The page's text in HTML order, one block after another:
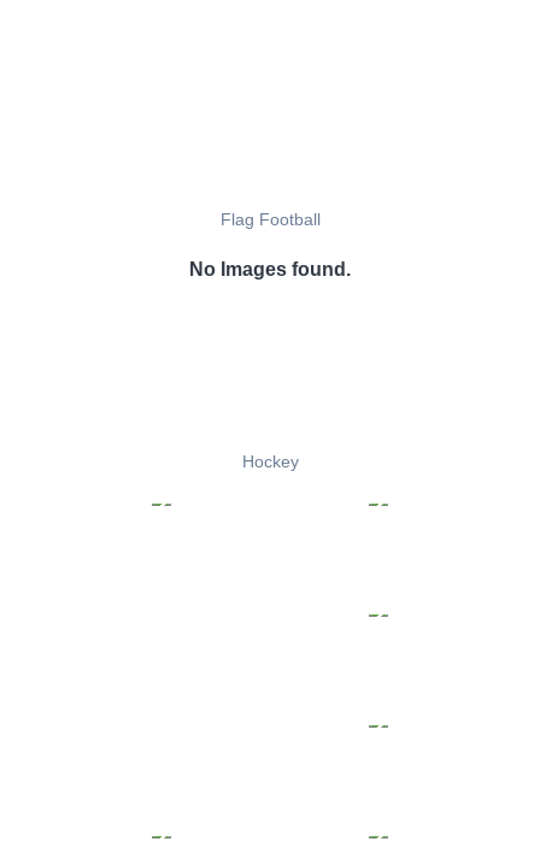
Flag Football
No Images found.
Hockey